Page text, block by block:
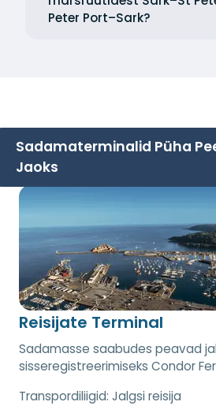
Peter Port–Sark?
Sadamaterminalid Püha
Jaoks
Reisijate Terminal
Sadamasse saabudes peavad
sisseregistreerimiseks Condor
Transpordiliigid: Jalgsi reisija